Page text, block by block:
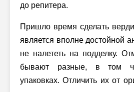
до репитера.
Пришло время сделать
является вполне достойной
не налететь на подделку.
бывают разные, в том
упаковках. Отличить их от